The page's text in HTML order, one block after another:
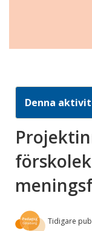
Denna
Tidigare